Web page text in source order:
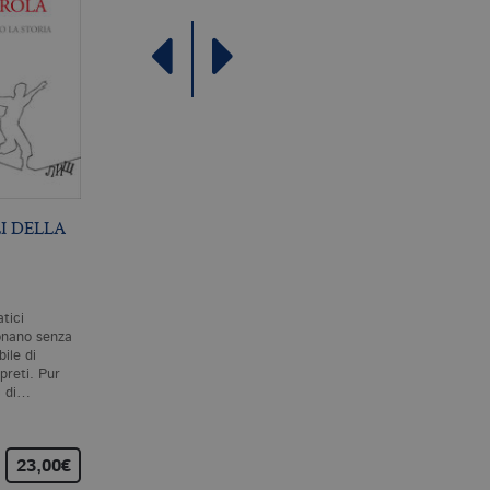
DELLA
senza
di
Pur
di…
23,00€